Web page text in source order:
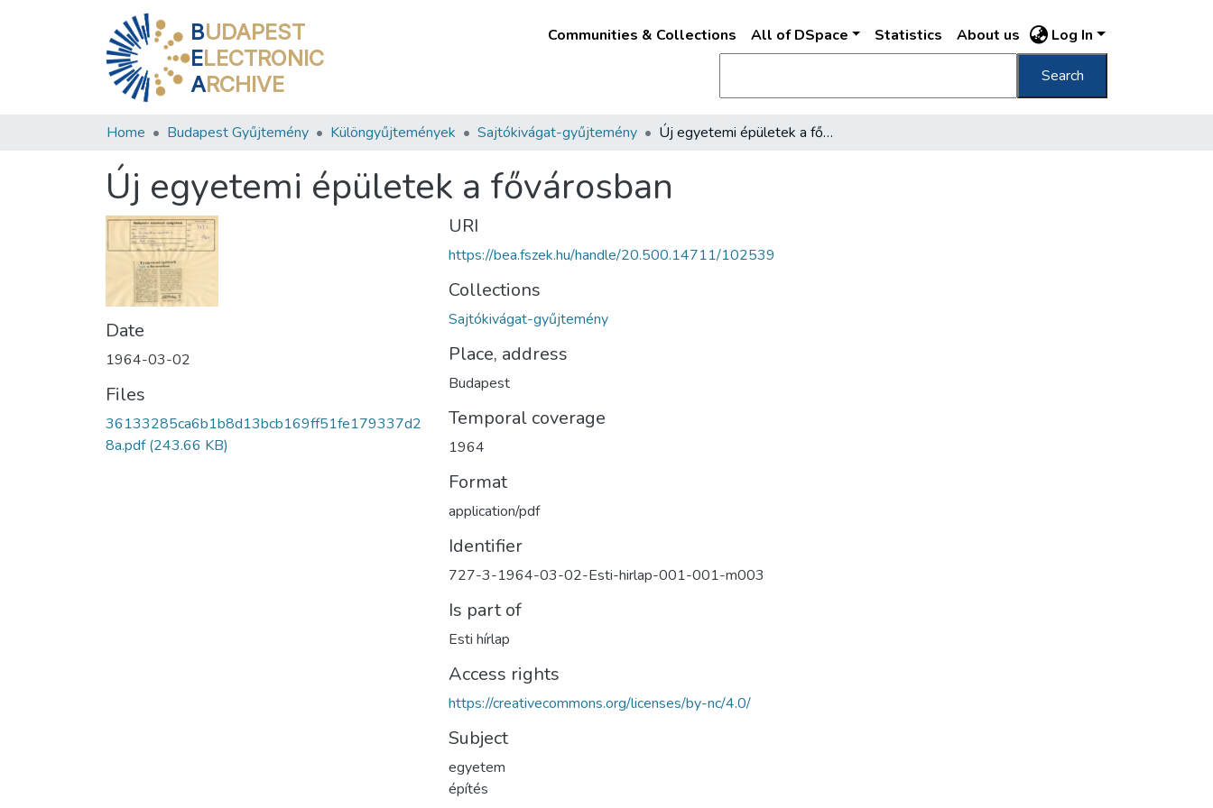
BUDAPEST
ELECTRONIC
ARCHIVE
Communities & Collections All of DSpace Statistics About us Log In
Search
Home Budapest Gyűjtemény Különgyűjtemények Sajtókivágat-gyűjtemény Új egyetemi épületek a fővárosban
Új egyetemi épületek a fővárosban
Date
1964-03-02
Files
36133285ca6b1b8d13bcb169ff51fe179337d2
8a.pdf(243.66 KB)
URI
https://bea.fszek.hu/handle/20.500.14711/102539
Collections
Sajtókivágat-gyűjtemény
Place, address
Budapest
Temporal coverage
1964
Format
application/pdf
Identifier
727-3-1964-03-02-Esti-hirlap-001-001-m003
Is part of
Esti hírlap
Access rights
https://creativecommons.org/licenses/by-nc/4.0/
Subject
egyetem
építés